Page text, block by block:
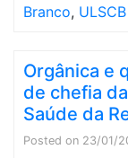
Branco, ULSCB
Orgânica e
de chefia
Saúde da
Posted on 23/01/